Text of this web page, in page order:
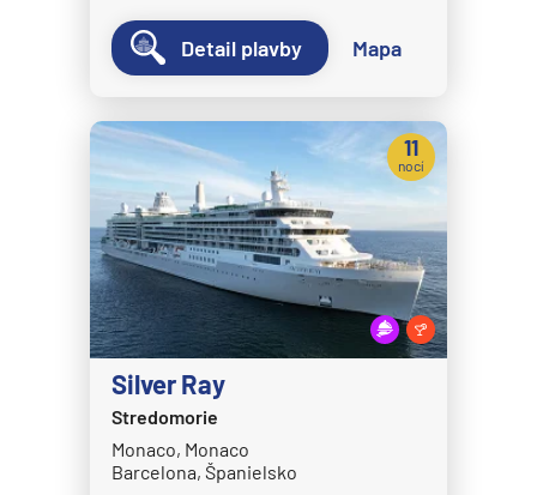
Detail plavby Mapa
Silver Ray
Stredomorie
Monaco, Monaco
Barcelona, Španielsko
11
nocí